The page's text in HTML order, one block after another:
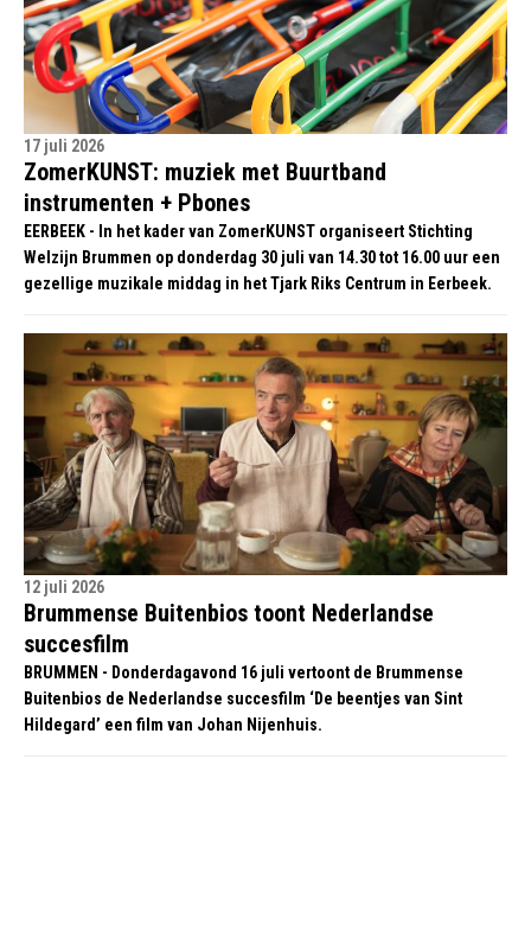
17 juli 2026
ZomerKUNST: muziek met Buurtband
instrumenten + Pbones
EERBEEK - In het kader van ZomerKUNST organiseert Stichting
Welzijn Brummen op donderdag 30 juli van 14.30 tot 16.00 uur een
gezellige muzikale middag in het Tjark Riks Centrum in Eerbeek.
12 juli 2026
Brummense Buitenbios toont Nederlandse
succesfilm
BRUMMEN - Donderdagavond 16 juli vertoont de Brummense
Buitenbios de Nederlandse succesfilm ‘De beentjes van Sint
Hildegard’ een film van Johan Nijenhuis.